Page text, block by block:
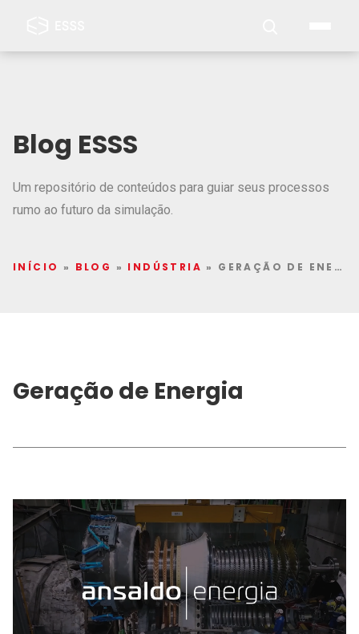
Blog ESSS
Um repositório de conteúdos para guiar seus processos
rumo ao futuro da simulação.
INÍCIO » BLOG » INDÚSTRIA » GERAÇÃO DE ENERGIA
Geração de Energia